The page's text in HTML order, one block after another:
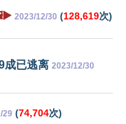
2023/12/30 (128,619次)
成已逃离 2023/12/30
29 (74,704次)